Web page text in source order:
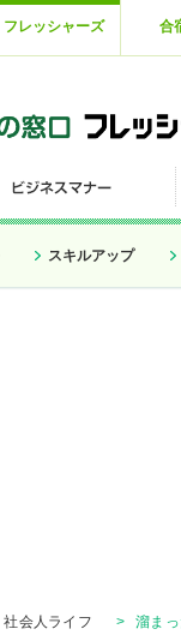
フレッシャーズ 合
スキルアップ
社会人ライフ > 溜ま